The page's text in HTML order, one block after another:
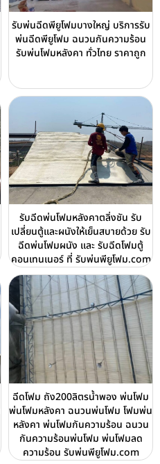
รับพ่นฉีดพียูโฟมบางใหญ่ บริการรับ
พ่นฉีดพียูโฟม ฉนวนกันความร้อน
รับพ่นโฟมหลังคา ทั่วไทย ราคาถูก
รับฉีดพ่นโฟมหลังคาตลิ่งชัน รับ
เปลี่ยนตู้และผนังให้เย็นสบายด้วย รับ
ฉีดพ่นโฟมผนัง และ รับฉีดโฟมตู้
คอนเทนเนอร์ ที่ รับพ่นพียูโฟม.com
ฉีดโฟม ถัง200ลิตรน้ำพอง พ่นโฟม
พ่นโฟมหลังคา ฉนวนพ่นโฟม โฟมพ่น
หลังคา พ่นโฟมกันความร้อน ฉนวน
กันความร้อนพ่นโฟม พ่นโฟมลด
ความร้อน รับพ่นพียูโฟม.com